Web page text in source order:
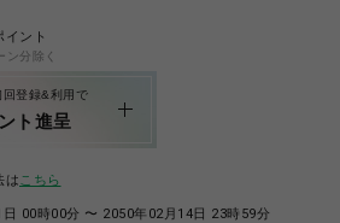
イント
分除く
登録&利用で
ト進呈
は こちら
00時00分 〜 2050年02月14日 23時59分